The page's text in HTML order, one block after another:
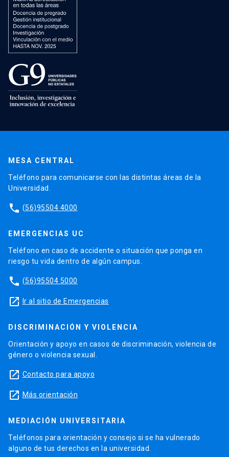
MESA CENTRAL
Teléfono para comunicarse con las distintas áreas de la
Universidad.
phone (56)95504 4000
EMERGENCIAS UC
Teléfono en caso de accidente o situación que ponga en
riesgo tu vida dentro de algún campus.
phone (56)95504 5000
launch Ir al sitio de Emergencias
DISCRIMINACIÓN Y VIOLENCIA
Orientación y apoyo en casos de discriminación, violencia de
género o violencia sexual.
launch Contacto para apoyo
launch Más orientación
MEDIACIÓN UNIVERSITARIA
Teléfonos para orientación y consejo si se ha vulnerado
alguno de tus derechos en la universidad.